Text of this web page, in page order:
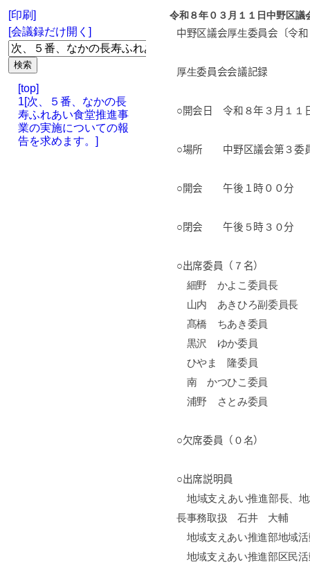
[印刷]
[会議録だけ開く]
[top]
1[次、５番、なかの長
寿ふれあい食堂推進事
業の実施についての報
告を求めます。]
令和８年０３月１１日中野区
中野区議会厚生委員会〔令和
厚生委員会会議記録
○開会日 令和 ８年 ３ 月 １１
○場所 中野区議会第３委
○開会 午後１時００分
○閉会 午後 ５ 時 ３０分
○出席委員（ ７ 名）
細野 かよこ委員長
山内 あきひろ副委員長
髙橋 ちあき委員
黒沢 ゆか委員
ひやま 隆委員
南 かつひこ委員
浦野 さとみ委員
○欠席委員（ ０名）
○出席説明員
地域支えあい推進部長、
長事務取扱 石井 大輔
地域支えあい推進部地域
地域支えあい推進部区民